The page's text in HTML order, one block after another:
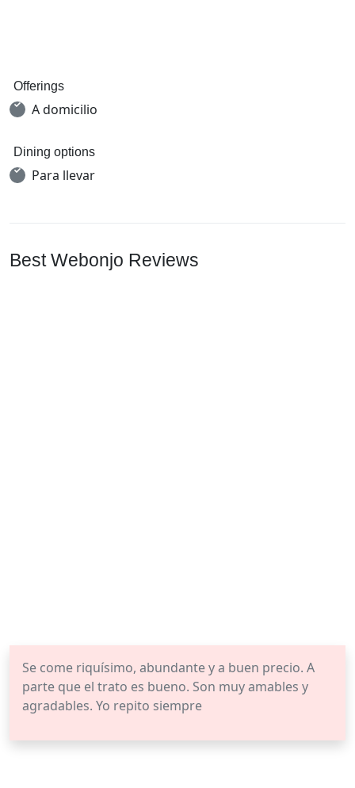
Offerings
A domicilio
Dining options
Para llevar
Best Webonjo Reviews
Se come riquísimo, abundante y a buen precio. A
parte que el trato es bueno. Son muy amables y
agradables. Yo repito siempre